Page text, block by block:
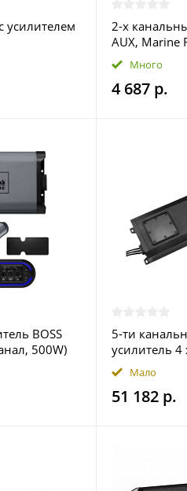
усилителем
2-х
AUX, Marine
Много
4 687 р.
BOSS
500W)
5-ти
усилитель
600W NXL-
Мало
51 182 р.